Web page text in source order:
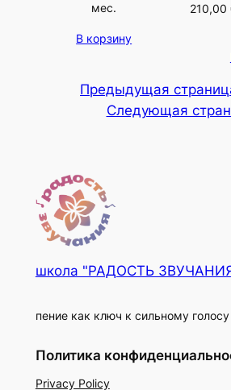
мес.
В корзину
210,00
Предыдущая
Следующая
школа "РАДОСТЬ
пение как ключ к сильному голосу
Политика
Privacy Policy